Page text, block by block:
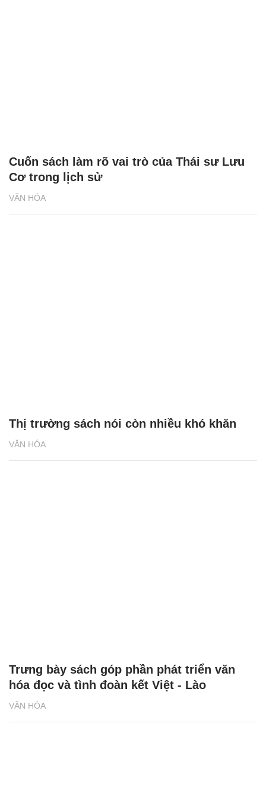
VĂN HÓA
Cuốn sách làm rõ vai trò của Thái sư Lưu
Cơ trong lịch sử
VĂN HÓA
Thị trường sách nói còn nhiều khó khăn
VĂN HÓA
Trưng bày sách góp phần phát triển văn
hóa đọc và tình đoàn kết Việt - Lào